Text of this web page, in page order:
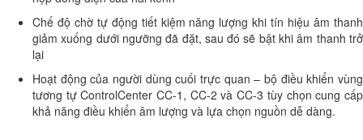
Chế độ chờ tự động tiết kiệm năng lượng khi tín hiệu âm thanh
giảm xuống dưới ngưỡng đã đặt, sau đó sẽ bật khi âm thanh trở
lại
Hoạt động của người dùng cuối trực quan – bộ điều khiển vùng
tương tự ControlCenter CC-1, CC-2 và CC-3 tùy chọn cung cấp
khả năng điều khiển âm lượng và lựa chọn nguồn dễ dàng.